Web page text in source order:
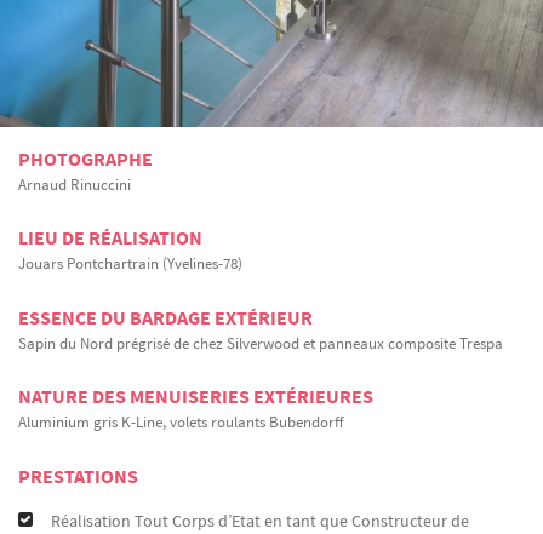
PHOTOGRAPHE
Arnaud Rinuccini
LIEU DE RÉALISATION
Jouars Pontchartrain (Yvelines-78)
ESSENCE DU BARDAGE EXTÉRIEUR
Sapin du Nord prégrisé de chez Silverwood et panneaux composite Trespa
NATURE DES MENUISERIES EXTÉRIEURES
Aluminium gris K-Line, volets roulants Bubendorff
PRESTATIONS
Réalisation Tout Corps d’Etat en tant que Constructeur de